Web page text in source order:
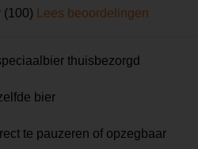
(100) Lees beoordelingen
thuisbezorgd
bier
te pauzeren of opzegbaar